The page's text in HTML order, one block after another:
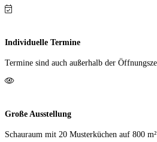
Individuelle Termine
Termine sind auch außerhalb der
Große Ausstellung
Schauraum mit 20 Muster­küchen auf 800